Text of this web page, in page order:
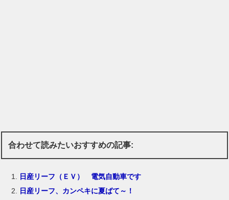
合わせて読みたいおすすめの記事:
日産リーフ（ＥＶ） 電気自動車です
日産リーフ、カンペキに夏ばて～！